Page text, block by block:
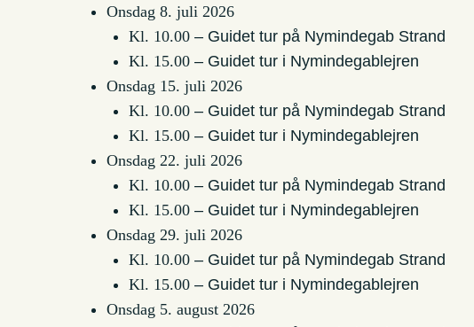
Onsdag 8. juli 2026
Kl. 10.00 – Guidet tur på Nymindegab Strand
Kl. 15.00 – Guidet tur i Nymindegablejren
Onsdag 15. juli 2026
Kl. 10.00 – Guidet tur på Nymindegab Strand
Kl. 15.00 – Guidet tur i Nymindegablejren
Onsdag 22. juli 2026
Kl. 10.00 – Guidet tur på Nymindegab Strand
Kl. 15.00 – Guidet tur i Nymindegablejren
Onsdag 29. juli 2026
Kl. 10.00 – Guidet tur på Nymindegab Strand
Kl. 15.00 – Guidet tur i Nymindegablejren
Onsdag 5. august 2026